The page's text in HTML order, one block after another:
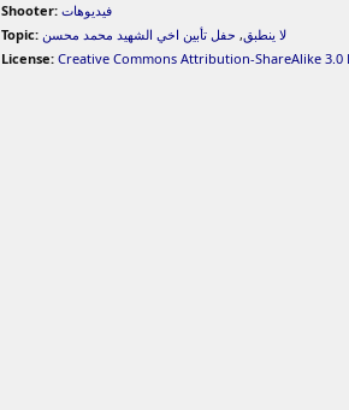
Shooter: فيديوهات
Topic:
لا ينطبق, حفل تأبين اخي الشهيد محمد محسن
License: Creative Commons Attribution-ShareAlike 3.0